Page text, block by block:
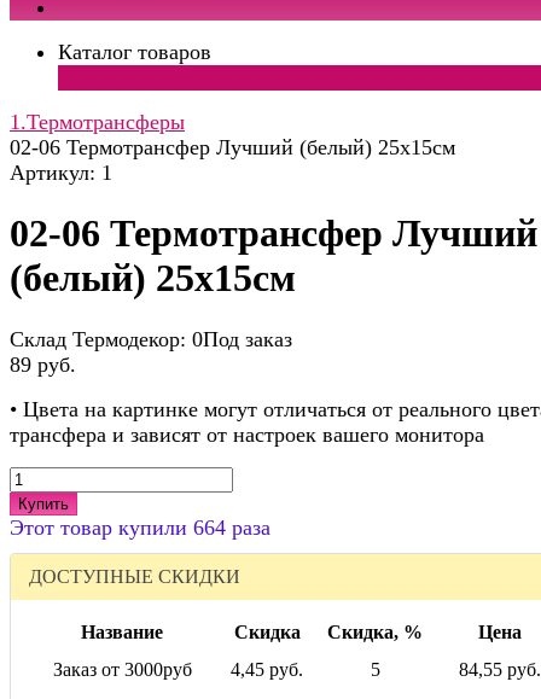
Каталог товаров
1.Термотрансферы
02-06 Термотрансфер Лучший (белый) 25х15см
Артикул: 1
02-06 Термотрансфер Лучший
(белый) 25х15см
Склад Термодекор: 0Под заказ
89 руб.
• Цвета на картинке могут отличаться от реального
трансфера и зависят от настроек вашего монитора
Купить
Этот товар купили 664 раза
ДОСТУПНЫЕ СКИДКИ
Название Скидка Скидка, %
Цена
Заказ от 3000руб
4,45 руб. 5 84,55 руб.